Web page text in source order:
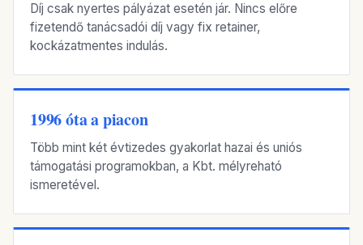
Díj csak nyertes pályázat esetén jár. Nincs előre
fizetendő tanácsadói díj vagy fix retainer,
kockázatmentes indulás.
1996 óta a piacon
Több mint két évtizedes gyakorlat hazai és uniós
támogatási programokban, a Kbt. mélyreható
ismeretével.